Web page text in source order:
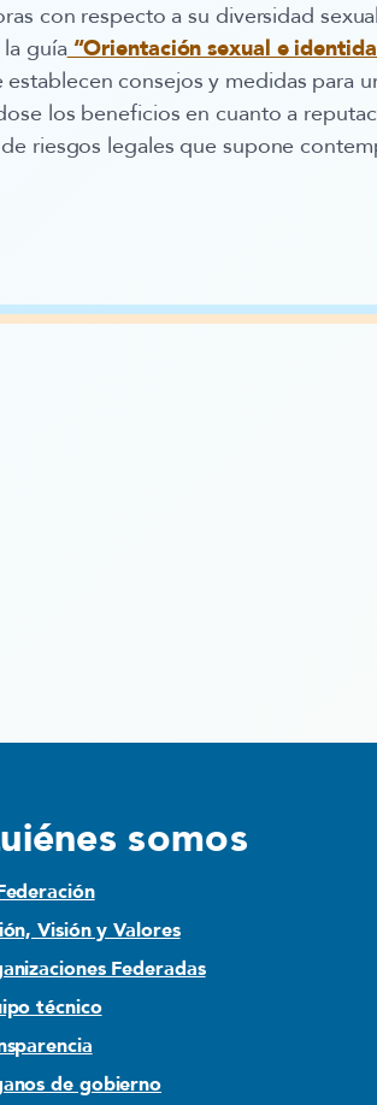
con respecto a su diversidad
guía“Orientación sexual e
consejos y medidas para
los beneficios en cuanto a
riesgos legales que supone
somos
Visión y Valores
Federadas
técnico
de gobierno